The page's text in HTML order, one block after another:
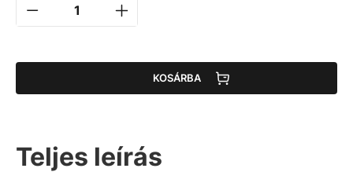
KOSÁRBA
Teljes leírás